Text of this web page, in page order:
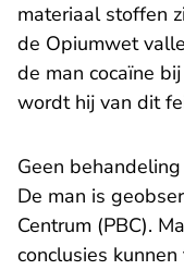
materiaal stoffen
de Opiumwet
de man cocaïne
wordt hij van dit
Geen behandeling
De man is
Centrum (PBC).
conclusies